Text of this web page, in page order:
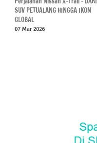
SUV PETUALANG HINGGA IKON
GLOBAL
07 Mar 2026